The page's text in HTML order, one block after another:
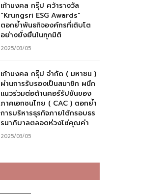
เก้ามงคล กรุ๊ป คว้ารางวัล
“Krungsri ESG Awards”
ตอกย้ำพันธกิจองค์กรที่เติบโต
อย่างยั่งยืนในทุกมิติ
2025/03/05
เก้ามงคล กรุ๊ป จำกัด ( มหาชน )
ผ่านการรับรองเป็นสมาชิก ผนึก
แนวร่วมต่อต้านคอร์รัปชันของ
ภาคเอกชนไทย ( CAC ) ตอกย้ำ
การบริหารธุรกิจภายใต้กรอบธร
รมาภิบาลตลอดห่วงโซ่คุณค่า
2025/03/05